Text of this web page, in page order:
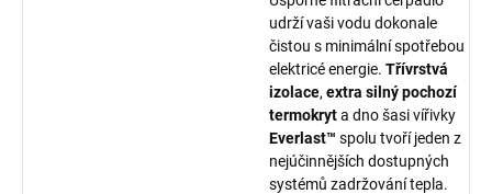
udrží vaši vodu dokonale
čistou s minimální spotřebou
elektricé energie. Třívrstvá
izolace, extra silný pochozí
termokryta dno šasi vířivky
Everlast™ spolu tvoří jeden z
nejúčinnějších dostupných
systémů zadržování tepla.